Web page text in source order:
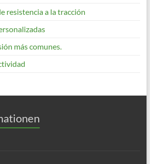
resistencia a la tracción
más comunes.